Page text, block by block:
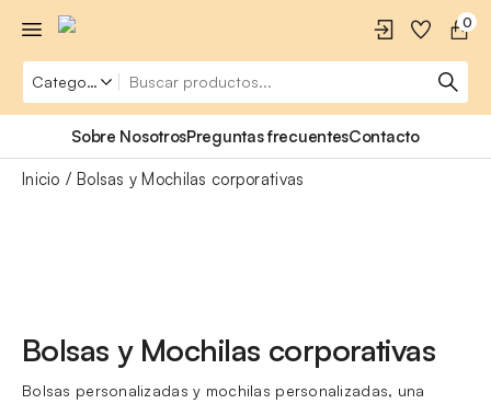
0
Sobre NosotrosPreguntas frecuentesContacto
Inicio Bolsas y Mochilas corporativas
Bolsas y Mochilas corporativas
Bolsas personalizadas y mochilas personalizadas, una